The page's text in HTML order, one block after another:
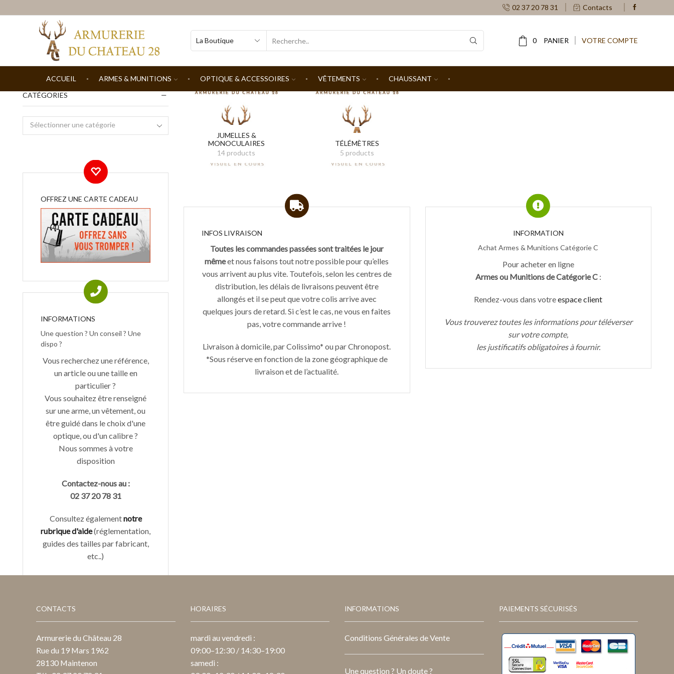
02 37 20 78 31 Contacts
0 PANIER VOTRE COMPTE
ACCUEIL ARMES & MUNITIONS OPTIQUE & ACCESSOIRES VÊTEMENTS CHAUSSANT
JUMELLES &
MONOCULAIRES
14 products
TÉLÉMÈTRES
5 products
INFOS LIVRAISON
Toutes les commandes passées sont traitées le jour
mêmeet nous faisons tout notre possible pour qu’elles
vous arrivent au plus vite. Toutefois, selon les centres de
distribution, les délais de livraisons peuvent être
allongés et il se peut que votre colis arrive avec
quelques jours de retard. Si c’est le cas, ne vous en faites
pas, votre commande arrive !
Livraison à domicile, par Colissimo* ou par Chronopost.
*Sous réserve en fonction de la zone géographique de
livraison et de l’actualité.
INFORMATION
Achat Armes & Munitions Catégorie C
Pour acheter en ligne
Armes ou Munitions de Catégorie C:
Rendez-vous dans votreespace client
Vous trouverez toutes les informations pour téléverser
sur votre compte,
les justificatifs obligatoires à fournir.
CATÉGORIES
Sélectionner une catégorie
OFFREZ UNE CARTE CADEAU
INFORMATIONS
Une question ? Un conseil ? Une
dispo ?
Vous recherchez une référence,
un article ou une taille en
particulier ?
Vous souhaitez être renseigné
sur une arme, un vêtement, ou
être guidé dans le choix d'une
optique, ou d'un calibre ?
Nous sommes à votre
disposition
Contactez-nous au :
02 37 20 78 31
Consultez égalementnotre
rubrique d'aide(réglementation,
guides des tailles par fabricant,
etc..)
CONTACTS
Armurerie du Château 28
Rue du 19 Mars 1962
28130 Maintenon
HORAIRES
mardi au vendredi :
09:00–12:30 / 14:30–19:00
samedi :
INFORMATIONS
Conditions Générales de Vente
Une question ? Un doute ?
PAIEMENTS SÉCURISÉS